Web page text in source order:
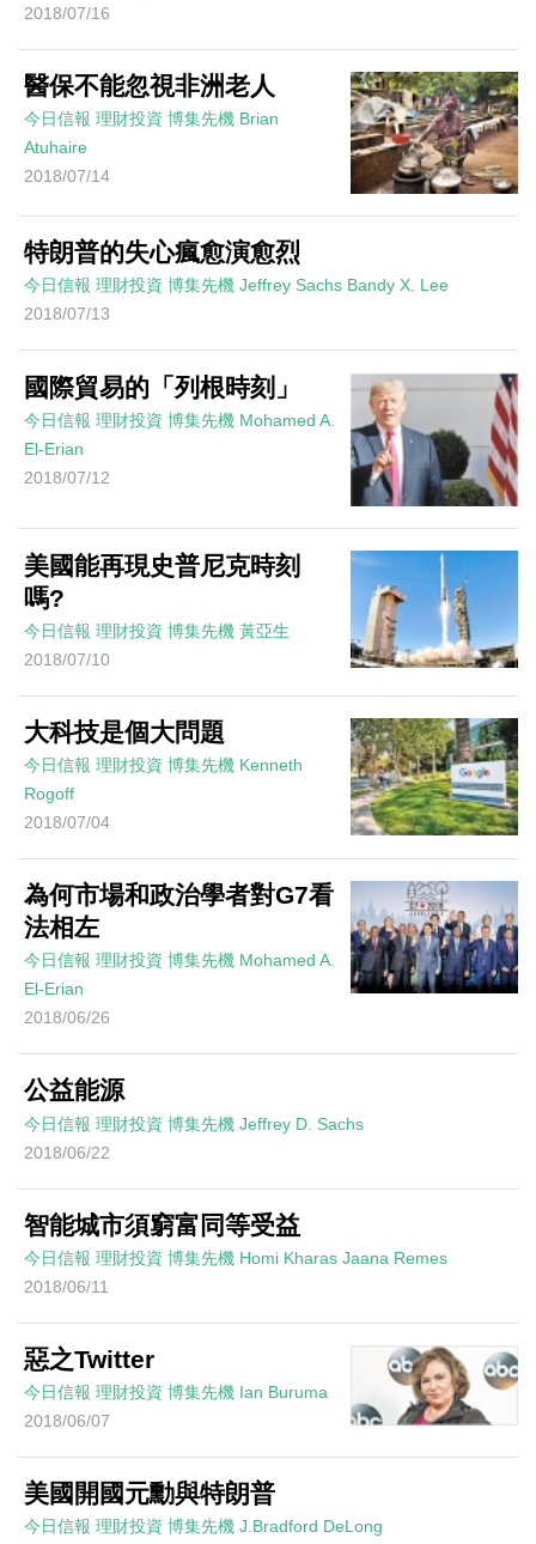
2018/07/16
醫保不能忽視非洲老人
今日信報 理財投資 博集先機 Brian
Atuhaire
2018/07/14
特朗普的失心瘋愈演愈烈
今日信報 理財投資 博集先機 Jeffrey Sachs Bandy X. Lee
2018/07/13
國際貿易的「列根時刻」
今日信報 理財投資 博集先機 Mohamed A.
El-Erian
2018/07/12
美國能再現史普尼克時刻
嗎?
今日信報 理財投資 博集先機 黃亞生
2018/07/10
大科技是個大問題
今日信報 理財投資 博集先機 Kenneth
Rogoff
2018/07/04
為何市場和政治學者對G7看
法相左
今日信報 理財投資 博集先機 Mohamed A.
El-Erian
2018/06/26
公益能源
今日信報 理財投資 博集先機 Jeffrey D. Sachs
2018/06/22
智能城市須窮富同等受益
今日信報 理財投資 博集先機 Homi Kharas Jaana Remes
2018/06/11
惡之Twitter
今日信報 理財投資 博集先機 Ian Buruma
2018/06/07
美國開國元勳與特朗普
今日信報 理財投資 博集先機 J.Bradford DeLong